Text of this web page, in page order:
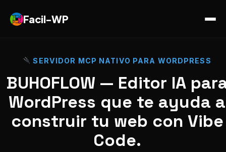
Facil-WP
SERVIDOR MCP NATIVO PARA WORDPRESS
BUHOFLOW — Editor IA
WordPress que te ayuda a
construir tu web con Vibe
Code.